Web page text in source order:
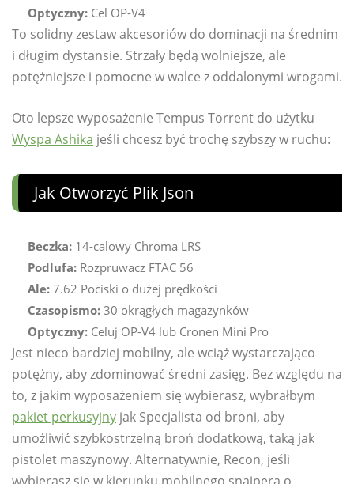
Optyczny: Cel OP-V4
To solidny zestaw akcesoriów do dominacji na średnim
i długim dystansie. Strzały będą wolniejsze, ale
potężniejsze i pomocne w walce z oddalonymi wrogami.
Oto lepsze wyposażenie Tempus Torrent do użytku
Wyspa Ashika jeśli chcesz być trochę szybszy w ruchu:
Jak Otworzyć Plik Json
Beczka: 14-calowy Chroma LRS
Podlufa: Rozpruwacz FTAC 56
Ale: 7.62 Pociski o dużej prędkości
Czasopismo: 30 okrągłych magazynków
Optyczny: Celuj OP-V4 lub Cronen Mini Pro
Jest nieco bardziej mobilny, ale wciąż wystarczająco
potężny, aby zdominować średni zasięg. Bez względu na
to, z jakim wyposażeniem się wybierasz, wybrałbym
pakiet perkusyjny jak Specjalista od broni, aby
umożliwić szybkostrzelną broń dodatkową, taką jak
pistolet maszynowy. Alternatywnie, Recon, jeśli
wybierasz się w kierunku mobilnego snajpera o